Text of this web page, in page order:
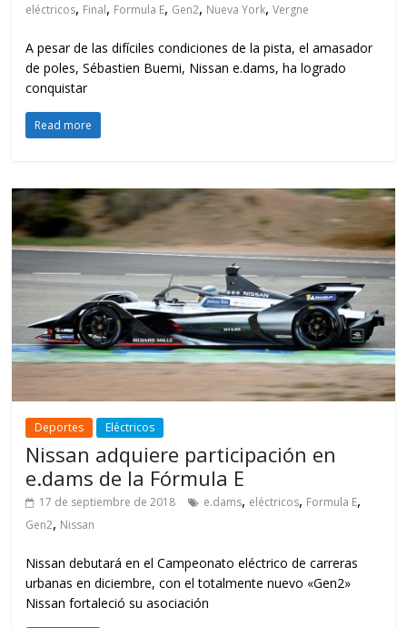
eléctricos, Final, Formula E, Gen2, Nueva York,Vergne
A pesar de las difíciles condiciones de la pista, el amasador
de poles, Sébastien Buemi, Nissan e.dams, ha logrado
conquistar
Read more
Deportes Eléctricos
Nissan adquiere participación en
e.dams de la Fórmula E
17 de septiembre de 2018 e.dams, eléctricos, Formula E,
Gen2, Nissan
Nissan debutará en el Campeonato eléctrico de carreras
urbanas en diciembre, con el totalmente nuevo «Gen2»
Nissan fortaleció su asociación